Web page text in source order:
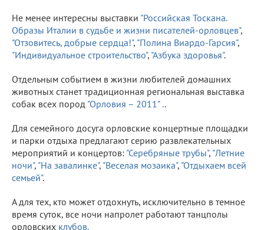
Не менее интересны выставки "Российская Тоскана.
Образы Италии в судьбе и жизни писателей-орловцев",
"Отзовитесь, добрые сердца!", "Полина Виардо-Гарсия",
"Индивидуальное строительство", "Азбука здоровья".
Отдельным событием в жизни любителей домашних
животных станет традиционная региональная выставка
собак всех пород "Орловия – 2011" ..
Для семейного досуга орловские концертные площадки
и парки отдыха предлагают серию развлекательных
мероприятий и концертов: "Серебряные трубы", "Летние
ночи", "На завалинке", "Веселая мозаика", "Отдыхаем всей
семьей".
А для тех, кто может отдохнуть, исключительно в темное
время суток, все ночи напролет работают танцполы
орловских клубов.